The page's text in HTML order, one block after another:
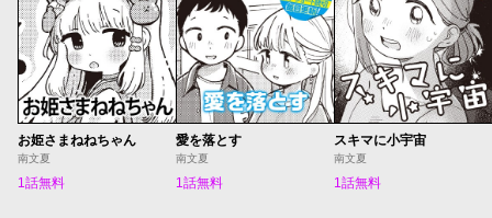
お姫さまねねちゃん
南文夏
1話無料
愛を落とす
南文夏
1話無料
スキマに小宇宙
南文夏
1話無料